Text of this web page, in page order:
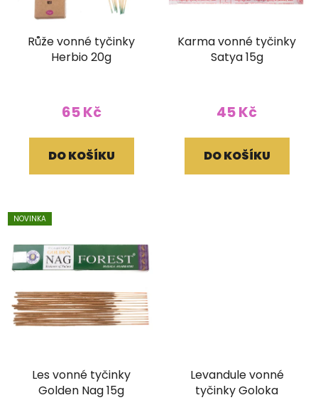
Růže vonné tyčinky
Herbio 20g
65 Kč
DO KOŠÍKU
Karma vonné tyčinky
Satya 15g
45 Kč
DO KOŠÍKU
NOVINKA
Les vonné tyčinky
Golden Nag 15g
Levandule vonné
tyčinky Goloka